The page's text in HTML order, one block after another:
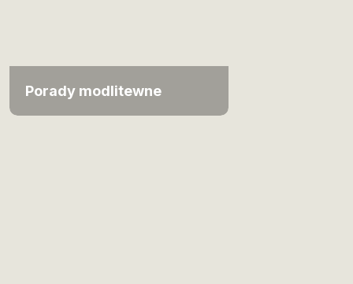
Porady modlitewne